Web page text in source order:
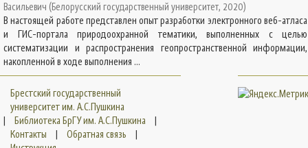
Васильевич (Белорусский государственный университет, 2020)
В настоящей работе представлен опыт разработки электронного веб-атласа
и ГИС-портала природоохранной тематики, выполненных с целью
систематизации и распространения геопространственной информации,
накопленной в ходе выполнения ...
Брестский государственный
университет им. А.С.Пушкина
|
Библиотека БрГУ им. А.С.Пушкина
|
Контакты
| Обратная связь
|